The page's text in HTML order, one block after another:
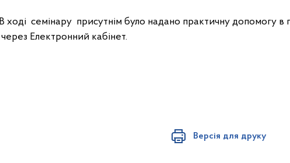
В ході семінару присутнім було надано практичну допомогу в
через Електронний кабінет.
Версія для друку